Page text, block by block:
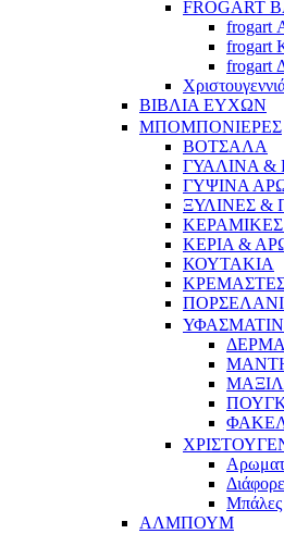
FROGART
frogart
frogart
frogart
ΒΙΒΛΙΑ ΕΥΧΩΝ
ΜΠΟΜΠΟΝΙΕΡΕΣ
ΒΟΤΣΑΛΑ
ΓΥΑΛΙΝΑ &
ΓΥΨΙΝΑ
ΞΥΛΙΝΕΣ &
ΚΕΡΙΑ &
ΚΟΥΤΑΚΙΑ
Μπάλες
ΑΛΜΠΟΥΜ